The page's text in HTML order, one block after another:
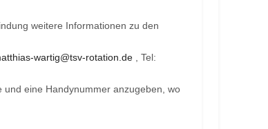
weitere Informationen zu den
wartig@tsv-rotation.de , Tel:
und eine Handynummer anzugeben, wo